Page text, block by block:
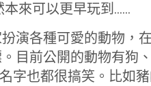
本來可以更早玩到……
演各種可愛的動物，
目前公開的動物有狗
字也都很搞笑。比如